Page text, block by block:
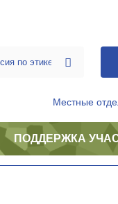
Местные
ПОДДЕРЖКА